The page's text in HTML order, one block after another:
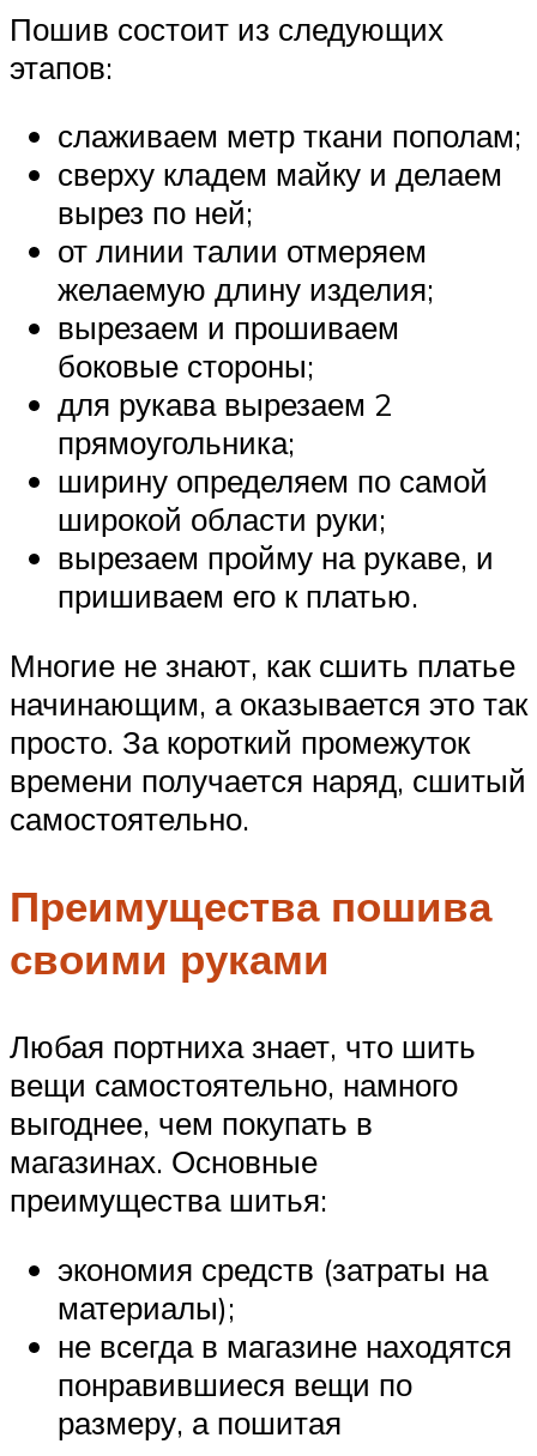
Пошив состоит из следующих
этапов:
слаживаем метр ткани пополам;
сверху кладем майку и делаем
вырез по ней;
от линии талии отмеряем
желаемую длину изделия;
вырезаем и прошиваем
боковые стороны;
для рукава вырезаем 2
прямоугольника;
ширину определяем по самой
широкой области руки;
вырезаем пройму на рукаве, и
пришиваем его к платью.
Многие не знают, как сшить платье
начинающим, а оказывается это так
просто. За короткий промежуток
времени получается наряд, сшитый
самостоятельно.
Преимущества пошива
своими руками
Любая портниха знает, что шить
вещи самостоятельно, намного
выгоднее, чем покупать в
магазинах. Основные
преимущества шитья:
экономия средств (затраты на
материалы);
не всегда в магазине находятся
понравившиеся вещи по
размеру, а пошитая